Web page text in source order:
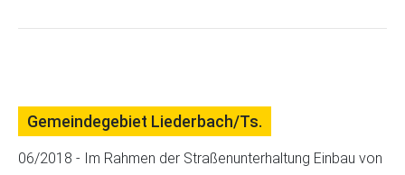
Gemeindegebiet Liederbach/Ts.
06/2018 - Im Rahmen der Straßenunterhaltung Einbau von